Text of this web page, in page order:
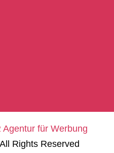
Agentur für Werbung
All Rights Reserved